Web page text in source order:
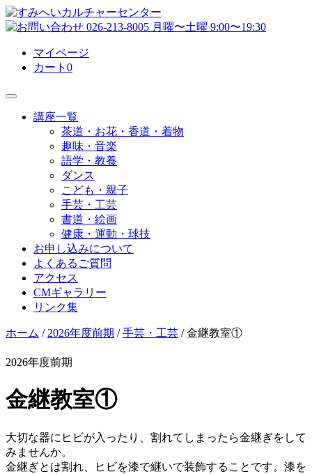
マイページ
カート 0
講座一覧
茶道・お花・香道・着物
趣味・音楽
語学・教養
ダンス
こども・親子
手芸・工芸
書道・絵画
健康・運動・球技
お申し込みについて
よくあるご質問
アクセス
CMギャラリー
リンク集
ホーム / 2026年度前期 /手芸・工芸 / 金継教室①
2026年度前期
金継教室①
大切な器にヒビが入ったり、割れてしまったら金継ぎをして
みませんか。
金継ぎとは割れ、ヒビを漆で継いで装飾することです。漆を